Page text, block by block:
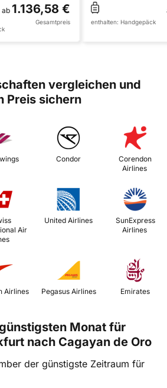
ab 1.136,58 €
Gesamtpreis enthalten: Handgepäck
vergleichen und
Preis sichern
Condor
Corendon
Airlines
Air
United Airlines
Airlines
Austrian Airlines Emirates
Monat für
nach Cagayan de Oro
der günstigste Zeitraum für